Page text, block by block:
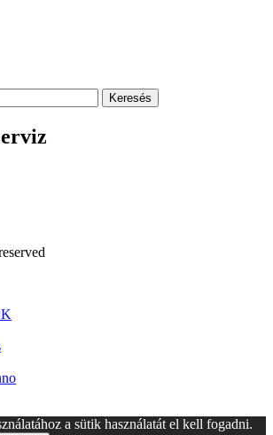
a sütik használatát el kell fogadni.